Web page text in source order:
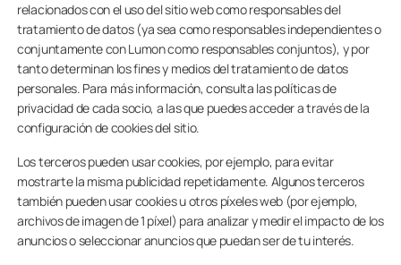
relacionados con el uso del sitio web como responsables del
tratamiento de datos (ya sea como responsables independientes o
conjuntamente con Lumon como responsables conjuntos), y por
tanto determinan los fines y medios del tratamiento de datos
personales. Para más información, consulta las políticas de
privacidad de cada socio, a las que puedes acceder a través de la
configuración de cookies del sitio.
Los terceros pueden usar cookies, por ejemplo, para evitar
mostrarte la misma publicidad repetidamente. Algunos terceros
también pueden usar cookies u otros píxeles web (por ejemplo,
archivos de imagen de 1 píxel) para analizar y medir el impacto de los
anuncios o seleccionar anuncios que puedan ser de tu interés.